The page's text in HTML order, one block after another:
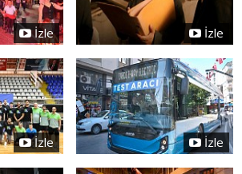
İzle İzle
İzle İzle